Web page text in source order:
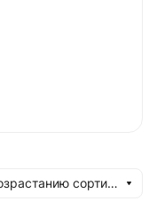
По возрастанию сортировки